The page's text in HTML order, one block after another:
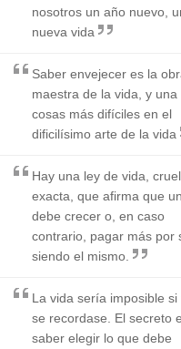
nosotros un año nuevo,
nueva vida
Saber envejecer es la
maestra de la vida, y una
cosas más difíciles en el
dificilísimo arte de la vida
Hay una ley de vida,
exacta, que afirma que
debe crecer o, en caso
contrario, pagar más por
siendo el mismo.
La vida sería imposible si
se recordase. El secreto
saber elegir lo que debe